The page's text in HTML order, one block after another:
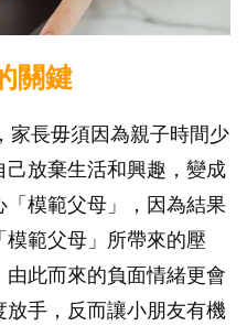
關鍵
家長毋須因為親子時間少
放棄生活和興趣，變成
模範父母」，因為結果
範父母」所帶來的壓
此而來的負面情緒更會
手，反而讓小朋友有機